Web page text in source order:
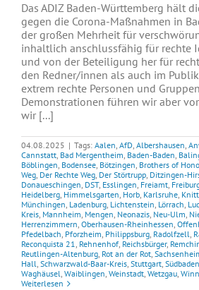
Das ADIZ Baden-Württemberg hält
gegen die Corona-Maßnahmen in
der großen Mehrheit für
inhaltlich anschlussfähig für rechte
und von der Beteiligung her für
den Redner/innen als auch im
extrem rechte Personen und
Demonstrationen führen wir aber
wir [...]
04.08.2025 | Tags: Aalen, AfD, Albershausen,
Cannstatt, Bad Mergentheim, Baden-Baden,
Böblingen, Bodensee, Bötzingen, Brothers of
Weg, Der Rechte Weg, Der Störtrupp, Ditzingen-
Donaueschingen, DST, Esslingen, Freiamt,
Heidelberg, Himmelsgarten, Horb, Karlsruhe,
Münchingen, Ladenburg, Lichtenstein, Lörrach,
Kreis, Mannheim, Mengen, Neonazis, Neu-Ulm,
Herrenzimmern, Oberhausen-Rheinhessen,
Pfedelbach, Pforzheim, Philippsburg, Radolfzell,
Reconquista 21, Rehnenhof, Reichsbürger,
Reutlingen-Altenburg, Rot an der Rot,
Hall, Schwarzwald-Baar-Kreis, Stuttgart, Südbaden
Waghäusel, Waiblingen, Weinstadt, Wetzgau,
Weiterlesen